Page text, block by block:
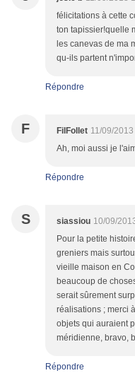
félicitations à cette
ton tapissier!quelle
les canevas de ma
qu-ils partent
Répondre
F FilFollet 11/09/
Ah, moi aussi je
Répondre
S siassiou 10/09/
Pour la petite
greniers mais
vieille maison en
beaucoup de
serait sûrement
réalisations ; merci
objets qui auraient
méridienne, bravo,
Répondre